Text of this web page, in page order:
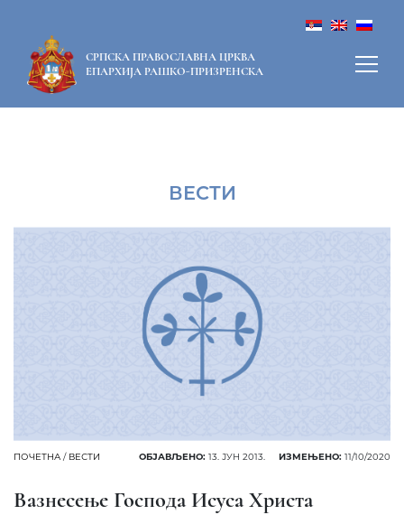
СРПСКА ПРАВОСЛАВНА ЦРКВА
ЕПАРХИЈА РАШКО-ПРИЗРЕНСКА
ВЕСТИ
ПОЧЕТНА / ВЕСТИ ОБЈАВЉЕНО: 13. ЈУН 2013. ИЗМЕЊЕНО: 11/10/2020
Вазнесење Господа Исуса Христа